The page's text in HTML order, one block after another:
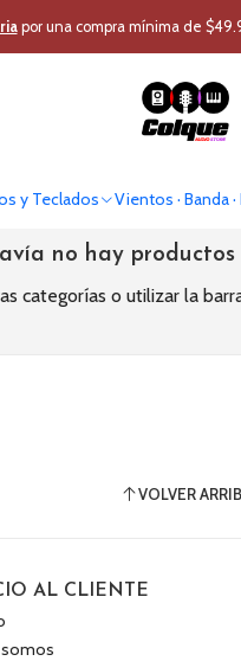
y Teclados Vientos · Banda
por una compra mínima de
Vientos · Banda · Folklore
no hay
categorías o utilizar la
VOLVER
AL CLIENTE